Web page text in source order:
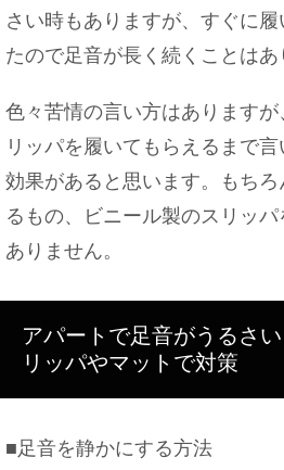
デートに友達を呼ぶの
します！
彼女彼氏からの旅行の
方法
意点！
助手席の人がシートベ
レコレ
さい時もありますが、すぐに
たので足音が長く続くことはあ
色々苦情の言い方はあります
リッパを履いてもらえるまで
効果があると思います。もち
るもの、ビニール製のスリッ
ありません。
アパートで足音がうるさ
リッパやマットで対策
■足音を静かにする方法